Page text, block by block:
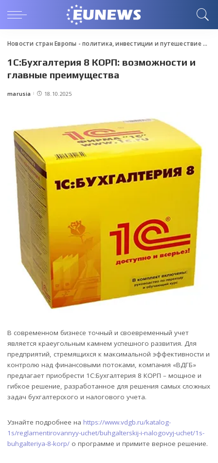
Новости стран Европы - политика, инвестиции и путешествие>
1С:Бухгалтерия 8 КОРП: возможности и
главные преимущества
Posted
marusia 18.10.2025
В современном бизнесе точный и своевременный учет
является краеугольным камнем успешного развития. Для
предприятий, стремящихся к максимальной эффективности и
контролю над финансовыми потоками, компания «ВДГБ»
предлагает приобрести 1С:Бухгалтерия 8 КОРП – мощное и
гибкое решение, разработанное для решения самых сложных
задач бухгалтерского и налогового учета.
Узнайте подробнее на https://www.vdgb.ru/katalog-
1s/reglamentirovannyy-uchet/buhgalterskij-i-nalogovyj-uchet/1s-
buhgalteriya-8-korp/ о программе и примите верное решение.